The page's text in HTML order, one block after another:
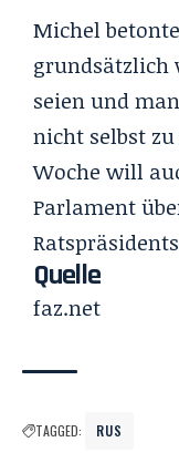
Michel
grundsätzlich
seien und
nicht selbst
Woche will
Parlament
Quelle
faz.net
TAGGED: RUS